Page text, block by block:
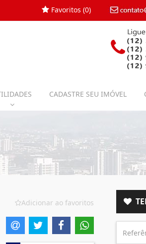
Favoritos (0)
CADASTRE SEU IMÓVEL
Adicionar ao favoritos